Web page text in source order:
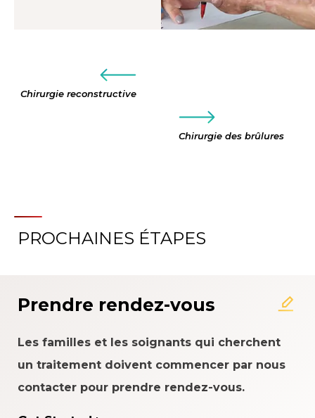
Chirurgie reconstructive
Chirurgie des brûlures
PROCHAINES ÉTAPES
Prendre rendez-vous
Les familles et les soignants qui cherchent
un traitement doivent commencer par nous
contacter pour prendre rendez-vous.